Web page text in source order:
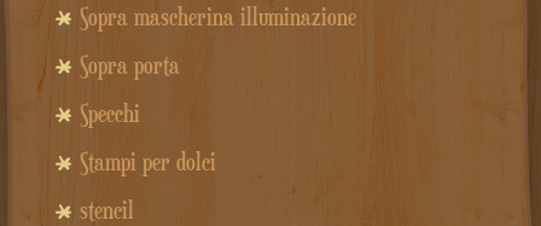
Sopra mascherina illuminazione
Sopra porta
Specchi
Stampi per dolci
stencil